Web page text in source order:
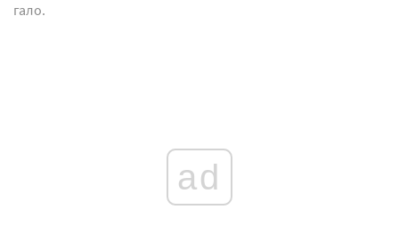
гало.
ad